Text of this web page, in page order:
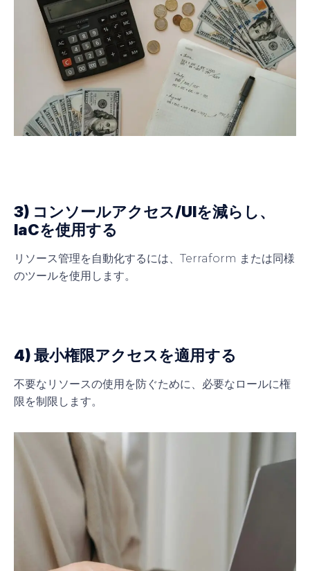
3) コンソールアクセス/UIを減らし、
IaCを使用する
リソース管理を自動化するには、Terraform または同様
のツールを使用します。
4) 最小権限アクセスを適用する
不要なリソースの使用を防ぐために、必要なロールに権
限を制限します。